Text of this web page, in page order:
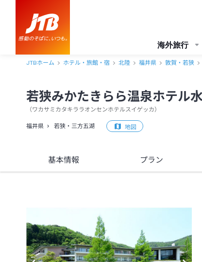
海外旅行
JTBホーム ホテル・旅館・宿 北陸 福井県 敦賀・若狭
若狭みかたきらら温泉ホテル
（ワカサミカタキララオンセンホテルスイゲッカ）
福井県 若狭・三方五湖 地図
基本情報 プラン